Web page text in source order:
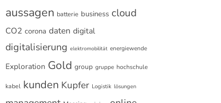
aussagen batterie business cloud
CO2 corona daten digital
digitalisierung elektromobilität energiewende
Exploration Gold group gruppe hochschule
kabel kunden Kupfer Logistik lösungen